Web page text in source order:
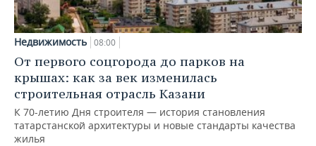
Недвижимость 08:00
От первого соцгорода до парков на
крышах: как за век изменилась
строительная отрасль Казани
К 70-летию Дня строителя — история становления
татарстанской архитектуры и новые стандарты качества
жилья